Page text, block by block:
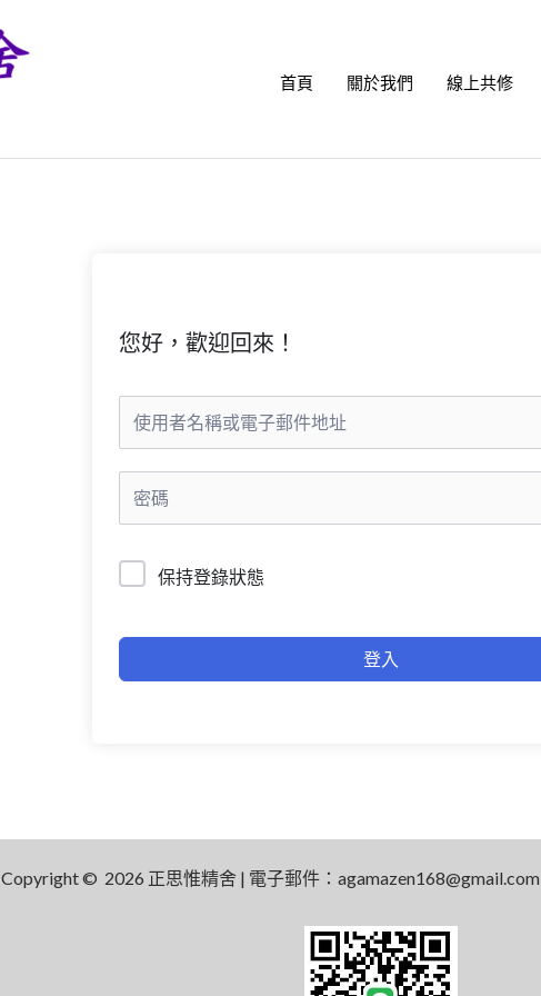
首頁 關於我們 線上共修
您好，歡迎回來！
保持登錄狀態
登入
Copyright © 2026 正思惟精舍 | 電子郵件：agamazen168@gmail.com